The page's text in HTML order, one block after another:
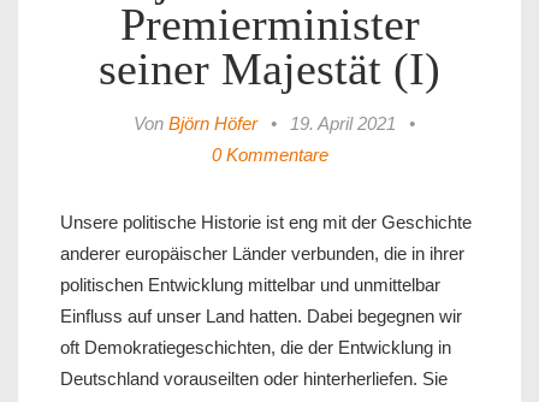
Premierminister
seiner Majestät (I)
Von Björn Höfer • 19. April 2021
•
0 Kommentare
Unsere politische Historie ist eng mit der Geschichte
anderer europäischer Länder verbunden, die in ihrer
politischen Entwicklung mittelbar und unmittelbar
Einfluss auf unser Land hatten. Dabei begegnen wir
oft Demokratiegeschichten, die der Entwicklung in
Deutschland vorauseilten oder hinterherliefen. Sie